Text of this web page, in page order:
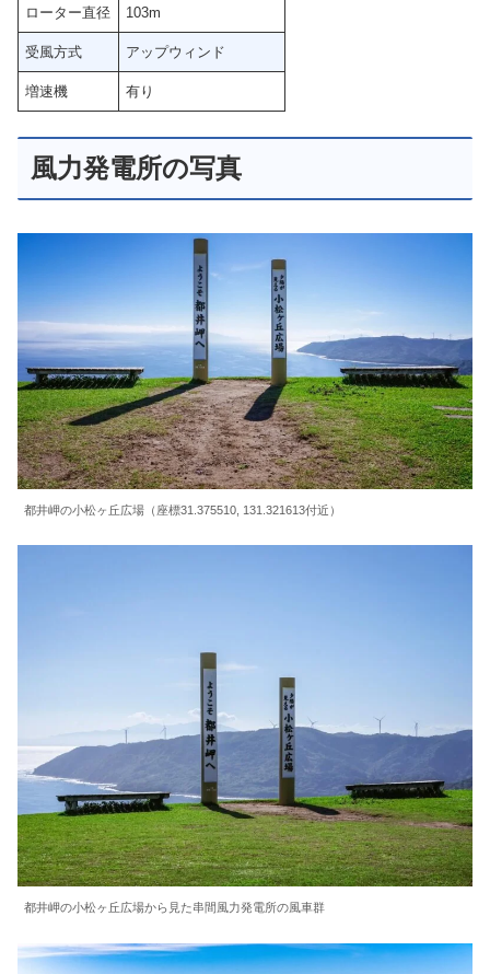
ローター直径 103m
受風方式 アップウィンド
増速機 有り
風力発電所の写真
都井岬の小松ヶ丘広場（座標31.375510, 131.321613付近）
都井岬の小松ヶ丘広場から見た串間風力発電所の風車群